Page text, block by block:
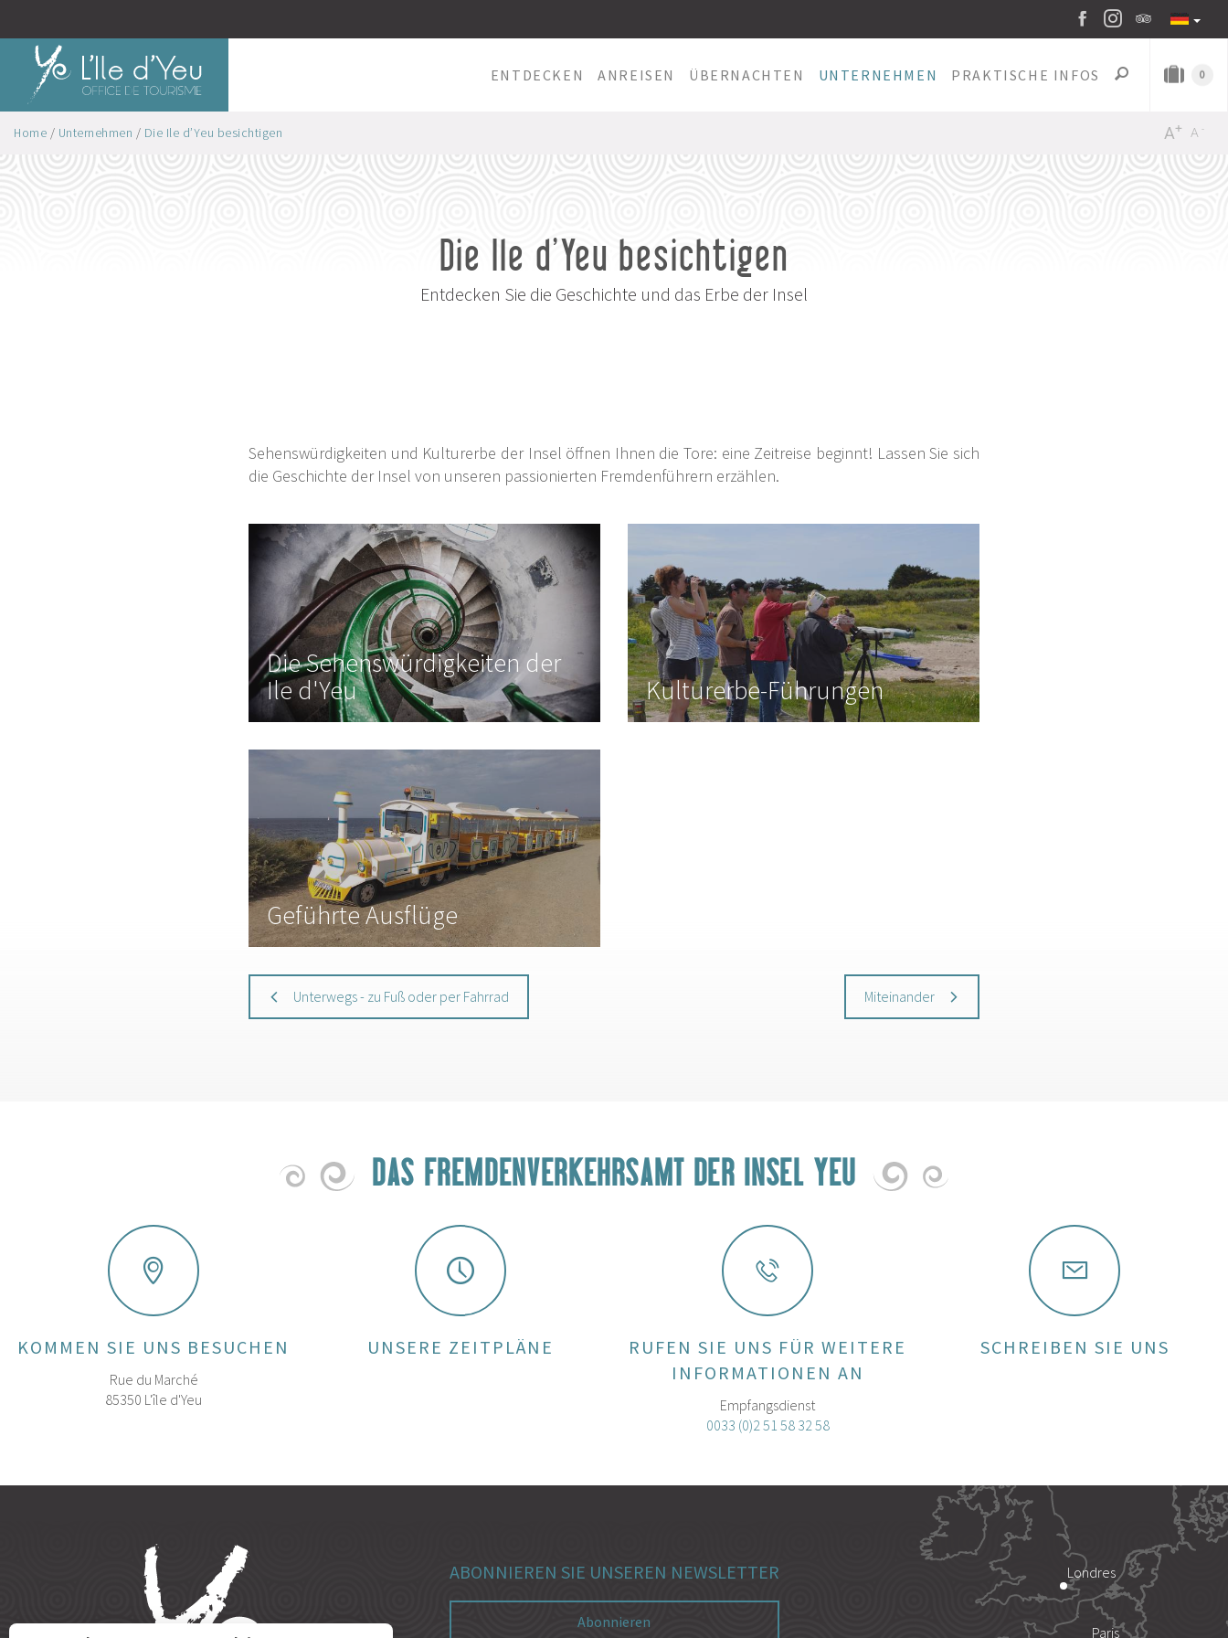
ENTDECKEN ANREISEN ÜBERNACHTEN UNTERNEHMEN PRAKTISCHE INFOS 0
Home / Unternehmen / Die Ile d’Yeu besichtigen -
A
+
A
Die Ile d’Yeu besichtigen
Entdecken Sie die Geschichte und das Erbe der Insel
Sehenswürdigkeiten und Kulturerbe der Insel öffnen Ihnen die Tore: eine Zeitreise beginnt! Lassen Sie sich
die Geschichte der Insel von unseren passionierten Fremdenführern erzählen.
Die Sehenswürdigkeiten der
Ile d'Yeu
Kulturerbe-Führungen
Geführte Ausflüge
Unterwegs - zu Fuß oder per Fahrrad Miteinander
DAS FREMDENVERKEHRSAMT DER INSEL YEU
KOMMEN SIE UNS BESUCHEN
Rue du Marché
85350 L'île d'Yeu
UNSERE ZEITPLÄNE
RUFEN SIE UNS FÜR WEITERE
INFORMATIONEN AN
Empfangsdienst
0033 (0)2 51 58 32 58
SCHREIBEN SIE UNS
ABONNIEREN SIE UNSEREN NEWSLETTER
Abonnieren
Londres
Paris